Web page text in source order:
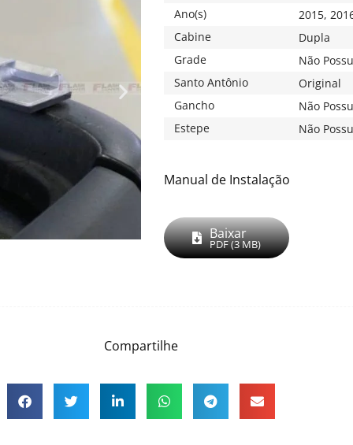
Ano(s)
2015,
Cabine
Dupla
Grade
Não
Santo Antônio
Original
Gancho
Não
Estepe
Não
Manual de Instalação
Baixar
PDF (3 MB)
Compartilhe